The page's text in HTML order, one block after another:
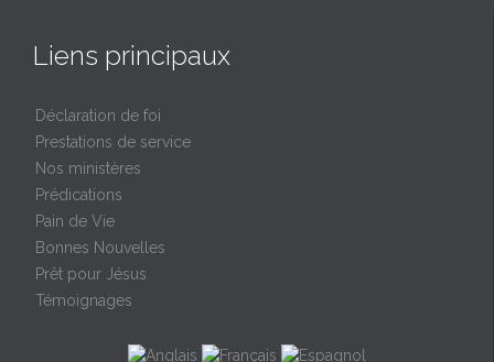
Liens principaux
Déclaration de foi
Prestations de service
Nos ministères
Prédications
Pain de Vie
Bonnes Nouvelles
Prêt pour Jésus
Témoignages